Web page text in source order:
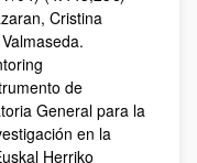
Cristina
de
General para la
en la
Herriko